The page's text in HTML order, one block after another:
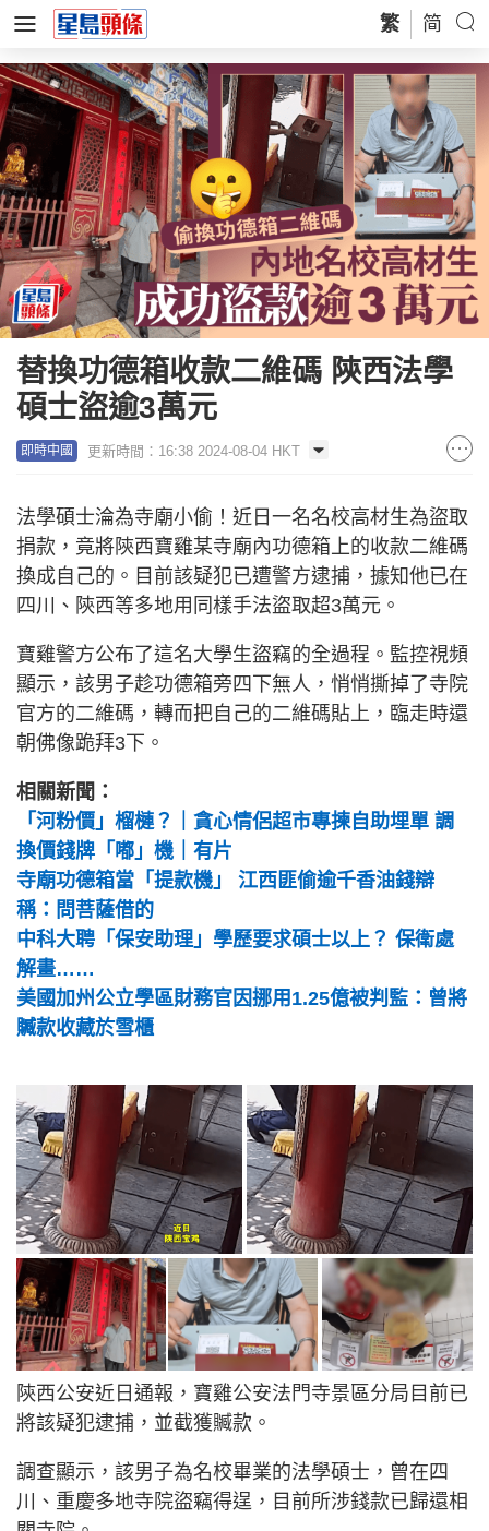
繁 简
替換功德箱收款二維碼 陝西法學
碩士盜逾3萬元
即時中國 更新時間：16:38 2024-08-04 HKT
法學碩士淪為寺廟小偷！近日一名名校高材生為盜取
捐款，竟將陝西寶雞某寺廟內功德箱上的收款二維碼
換成自己的。目前該疑犯已遭警方逮捕，據知他已在
四川、陝西等多地用同樣手法盜取超3萬元。
寶雞警方公布了這名大學生盜竊的全過程。監控視頻
顯示，該男子趁功德箱旁四下無人，悄悄撕掉了寺院
官方的二維碼，轉而把自己的二維碼貼上，臨走時還
朝佛像跪拜3下。
相關新聞：
「河粉價」榴槤？｜貪心情侶超市專揀自助埋單 調
換價錢牌「嘟」機｜有片
寺廟功德箱當「提款機」 江西匪偷逾千香油錢辯
稱：問菩薩借的
中科大聘「保安助理」學歷要求碩士以上？ 保衛處
解畫……
美國加州公立學區財務官因挪用1.25億被判監：曾將
贓款收藏於雪櫃
陝西公安近日通報，寶雞公安法門寺景區分局目前已
將該疑犯逮捕，並截獲贓款。
調查顯示，該男子為名校畢業的法學碩士，曾在四
川、重慶多地寺院盜竊得逞，目前所涉錢款已歸還相